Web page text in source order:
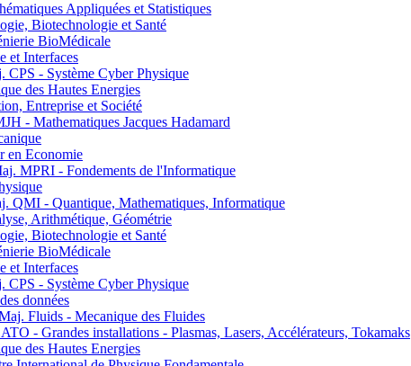
Appliquées et Statistiques
Biotechnologie et Santé
BioMédicale
et Interfaces
- Système Cyber Physique
des Hautes Energies
Entreprise et Société
- Mathematiques Jacques Hadamard
en Economie
MPRI - Fondements de l'Informatique
- Quantique, Mathematiques, Informatique
Arithmétique, Géométrie
Biotechnologie et Santé
BioMédicale
et Interfaces
- Système Cyber Physique
données
Fluids - Mecanique des Fluides
- Grandes installations - Plasmas, Lasers, Accélérateurs, Tokamaks
des Hautes Energies